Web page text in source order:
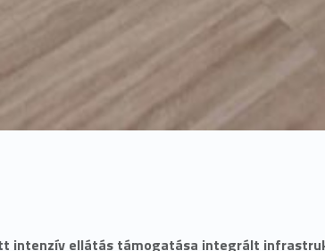
intenzív ellátás támogatása integrált